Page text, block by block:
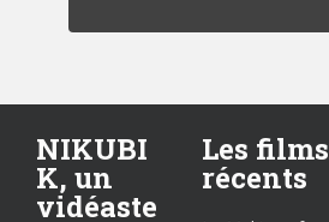
NIKUBI
K, un
vidéaste
Les films
récents